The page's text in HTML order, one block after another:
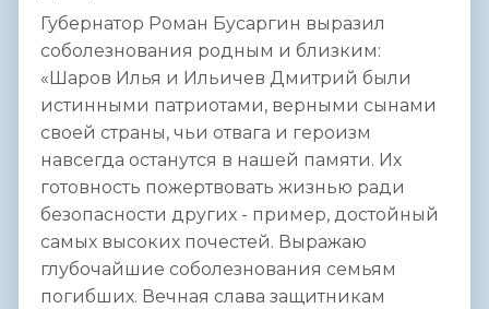
Губернатор Роман Бусаргин выразил
соболезнования родным и близким:
«Шаров Илья и Ильичев Дмитрий были
истинными патриотами, верными сынами
своей страны, чьи отвага и героизм
навсегда останутся в нашей памяти. Их
готовность пожертвовать жизнью ради
безопасности других - пример, достойный
самых высоких почестей. Выражаю
глубочайшие соболезнования семьям
погибших. Вечная слава защитникам